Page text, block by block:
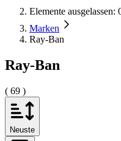
Elemente ausgelassen:
Marken
Ray-Ban
Ray-Ban
( 69 )
Neuste